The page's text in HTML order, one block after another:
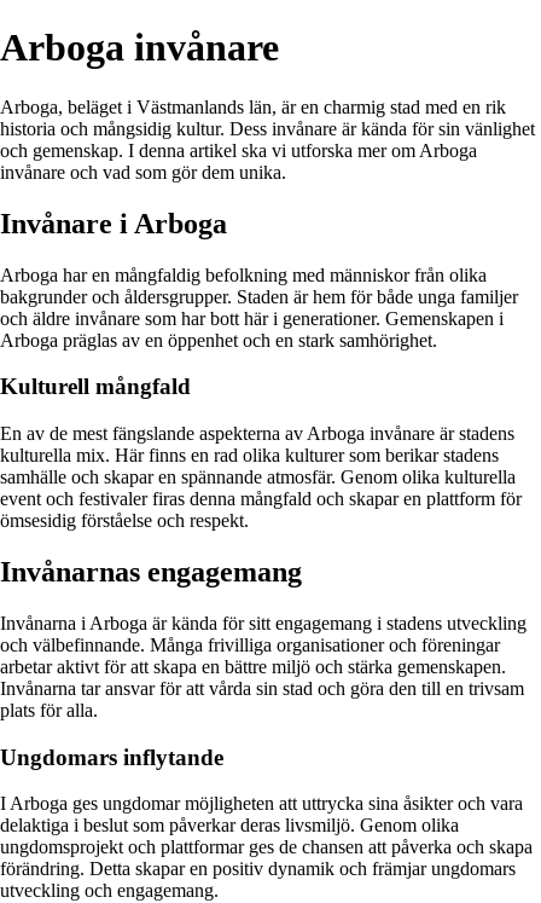
Arboga invånare
Arboga, beläget i Västmanlands län, är en charmig stad med en rik
historia och mångsidig kultur. Dess invånare är kända för sin vänlighet
och gemenskap. I denna artikel ska vi utforska mer om Arboga
invånare och vad som gör dem unika.
Invånare i Arboga
Arboga har en mångfaldig befolkning med människor från olika
bakgrunder och åldersgrupper. Staden är hem för både unga familjer
och äldre invånare som har bott här i generationer. Gemenskapen i
Arboga präglas av en öppenhet och en stark samhörighet.
Kulturell mångfald
En av de mest fängslande aspekterna av Arboga invånare är stadens
kulturella mix. Här finns en rad olika kulturer som berikar stadens
samhälle och skapar en spännande atmosfär. Genom olika kulturella
event och festivaler firas denna mångfald och skapar en plattform för
ömsesidig förståelse och respekt.
Invånarnas engagemang
Invånarna i Arboga är kända för sitt engagemang i stadens utveckling
och välbefinnande. Många frivilliga organisationer och föreningar
arbetar aktivt för att skapa en bättre miljö och stärka gemenskapen.
Invånarna tar ansvar för att vårda sin stad och göra den till en trivsam
plats för alla.
Ungdomars inflytande
I Arboga ges ungdomar möjligheten att uttrycka sina åsikter och vara
delaktiga i beslut som påverkar deras livsmiljö. Genom olika
ungdomsprojekt och plattformar ges de chansen att påverka och skapa
förändring. Detta skapar en positiv dynamik och främjar ungdomars
utveckling och engagemang.